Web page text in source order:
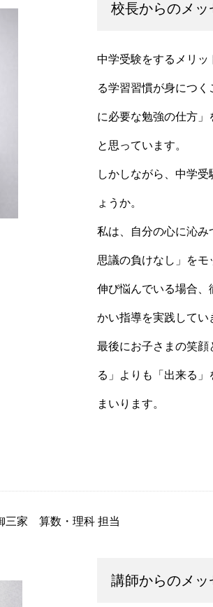
校長からのメッ
中学受験をするメリ
る学習習慣が身につく
に必要な勉強の仕方」
と思っています。
しかしながら、中学
ょうか。
私は、自分の心に沁み
思議の負けなし」をモ
伸び悩んでいる場合、
かい指導を実践してい
最後にお子さまの笑顔
る」よりも「出来る」
まいります。
三家 算数・理科 担当
講師からのメッ